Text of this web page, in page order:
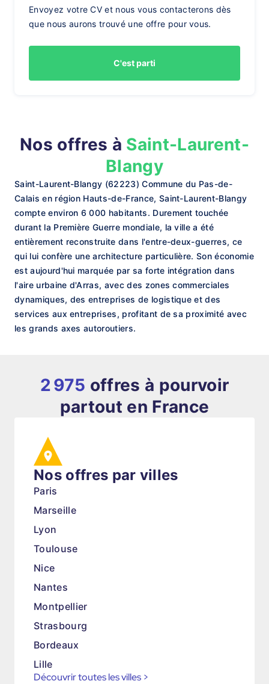
Envoyez votre CV et nous vous contacterons dès
que nous aurons trouvé une offre pour vous.
C'est parti
Nos offres à Saint-Laurent-
Blangy
Saint-Laurent-Blangy (62223) Commune du Pas-de-
Calais en région Hauts-de-France, Saint-Laurent-Blangy
compte environ 6 000 habitants. Durement touchée
durant la Première Guerre mondiale, la ville a été
entièrement reconstruite dans l'entre-deux-guerres, ce
qui lui confère une architecture particulière. Son économie
est aujourd'hui marquée par sa forte intégration dans
l'aire urbaine d'Arras, avec des zones commerciales
dynamiques, des entreprises de logistique et des
services aux entreprises, profitant de sa proximité avec
les grands axes autoroutiers.
2 975 offres à pourvoir
partout en France
Nos offres par villes
Paris
Marseille
Lyon
Toulouse
Nice
Nantes
Montpellier
Strasbourg
Bordeaux
Lille
Découvrir toutes les villes >